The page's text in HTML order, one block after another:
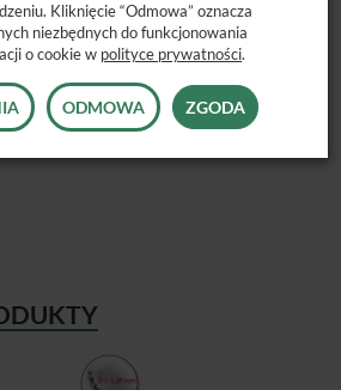
1 kapsułka
Kliknięcie “Odmowa” oznacza
niezbędnych do funkcjonowania
o cookie w polityce prywatności.
ODMOWA ZGODA